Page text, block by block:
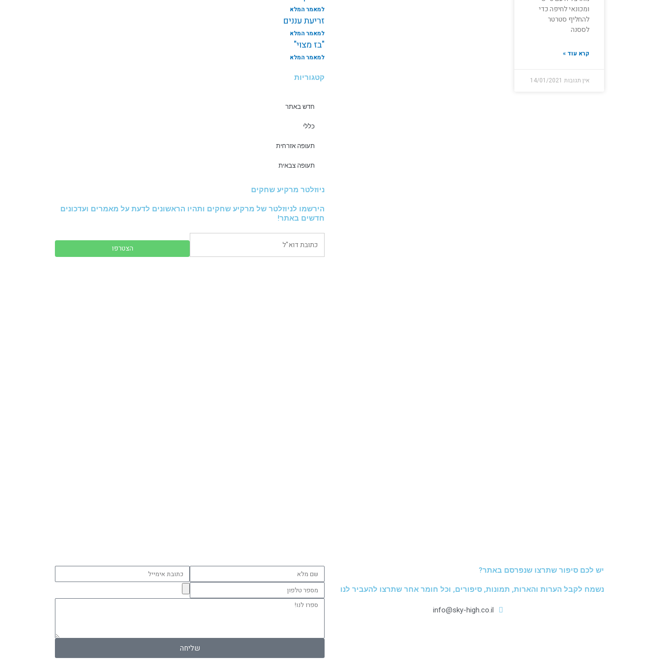
ומכונאי לחיפה כדי
להחליף סטרטר
לססנה
קרא עוד »
אין תגובות 14/01/2021
למאמר המלא
זריעת עננים
למאמר המלא
"בז מצוי"
למאמר המלא
קטגוריות
חדש באתר
כללי
תעופה אזרחית
תעופה צבאית
ניוזלטר מרקיע שחקים
הירשמו לניוזלטר של מרקיע שחקים ותהיו הראשונים לדעת על מאמרים ועדכונים
חדשים באתר!
יש לכם סיפור שתרצו שנפרסם באתר?
נשמח לקבל הערות והארות, תמונות, סיפורים, וכל חומר אחר שתרצו להעביר לנו
info@sky-high.co.il
שם
מלא
כתובת
אימייל
מספר
טלפון
ספרו
שליחה